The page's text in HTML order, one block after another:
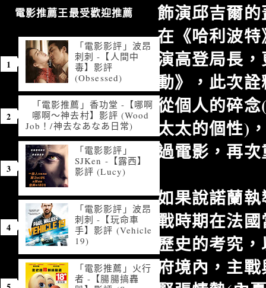
飾演邱吉爾
在《哈利波
演高登局長
動》，此次
從個人的碎
太太的個性)
過電影，再
如果說諾蘭
戰時期在法
歷史的考究
府境內，主
電影推薦王最受歡迎推薦
「電影影評」波昂
刺刺 -【人間中
毒】影評
(Obsessed)
「電影推薦」香功堂 -【哪啊
哪啊～神去村】影評 (Wood
Job！/神去なあなあ日常)
「電影影評」
SJKen -【露西】
影評 (Lucy)
「電影影評」波昂
刺刺 -【玩命車
手】影評 (Vehicle
19)
「電影推薦」火行
者 -【腸腸搞轟